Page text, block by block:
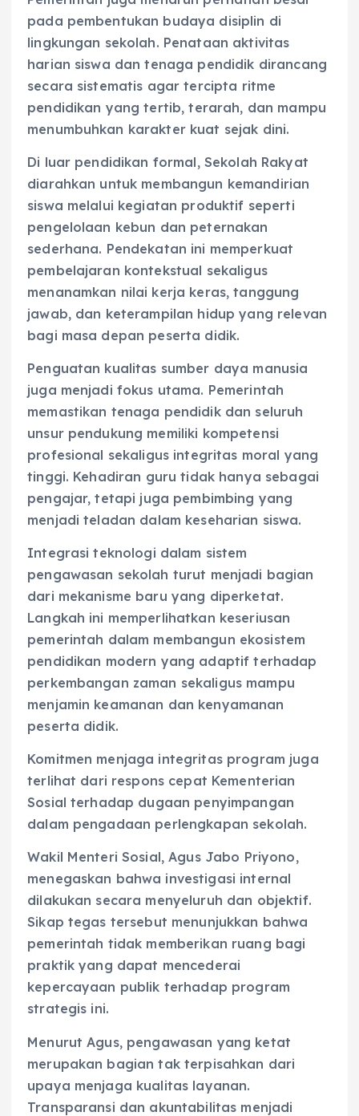
pada pembentukan budaya disiplin di
lingkungan sekolah. Penataan aktivitas
harian siswa dan tenaga pendidik dirancang
secara sistematis agar tercipta ritme
pendidikan yang tertib, terarah, dan mampu
menumbuhkan karakter kuat sejak dini.
Di luar pendidikan formal, Sekolah Rakyat
diarahkan untuk membangun kemandirian
siswa melalui kegiatan produktif seperti
pengelolaan kebun dan peternakan
sederhana. Pendekatan ini memperkuat
pembelajaran kontekstual sekaligus
menanamkan nilai kerja keras, tanggung
jawab, dan keterampilan hidup yang relevan
bagi masa depan peserta didik.
Penguatan kualitas sumber daya manusia
juga menjadi fokus utama. Pemerintah
memastikan tenaga pendidik dan seluruh
unsur pendukung memiliki kompetensi
profesional sekaligus integritas moral yang
tinggi. Kehadiran guru tidak hanya sebagai
pengajar, tetapi juga pembimbing yang
menjadi teladan dalam keseharian siswa.
Integrasi teknologi dalam sistem
pengawasan sekolah turut menjadi bagian
dari mekanisme baru yang diperketat.
Langkah ini memperlihatkan keseriusan
pemerintah dalam membangun ekosistem
pendidikan modern yang adaptif terhadap
perkembangan zaman sekaligus mampu
menjamin keamanan dan kenyamanan
peserta didik.
Komitmen menjaga integritas program juga
terlihat dari respons cepat Kementerian
Sosial terhadap dugaan penyimpangan
dalam pengadaan perlengkapan sekolah.
Wakil Menteri Sosial, Agus Jabo Priyono,
menegaskan bahwa investigasi internal
dilakukan secara menyeluruh dan objektif.
Sikap tegas tersebut menunjukkan bahwa
pemerintah tidak memberikan ruang bagi
praktik yang dapat mencederai
kepercayaan publik terhadap program
strategis ini.
Menurut Agus, pengawasan yang ketat
merupakan bagian tak terpisahkan dari
upaya menjaga kualitas layanan.
Transparansi dan akuntabilitas menjadi